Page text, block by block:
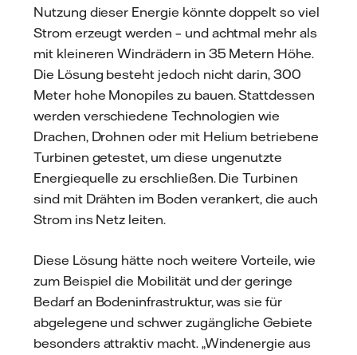
Nutzung dieser Energie könnte doppelt so viel
Strom erzeugt werden – und achtmal mehr als
mit kleineren Windrädern in 35 Metern Höhe.
Die Lösung besteht jedoch nicht darin, 300
Meter hohe Monopiles zu bauen. Stattdessen
werden verschiedene Technologien wie
Drachen, Drohnen oder mit Helium betriebene
Turbinen getestet, um diese ungenutzte
Energiequelle zu erschließen. Die Turbinen
sind mit Drähten im Boden verankert, die auch
Strom ins Netz leiten.
Diese Lösung hätte noch weitere Vorteile, wie
zum Beispiel die Mobilität und der geringe
Bedarf an Bodeninfrastruktur, was sie für
abgelegene und schwer zugängliche Gebiete
besonders attraktiv macht. „Windenergie aus